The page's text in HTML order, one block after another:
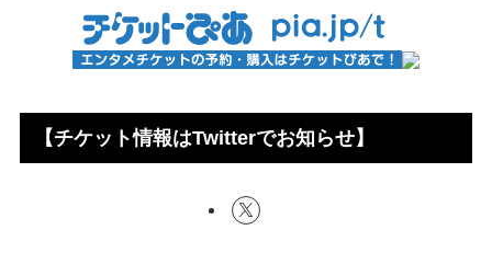
【チケット情報はTwitterでお知らせ】